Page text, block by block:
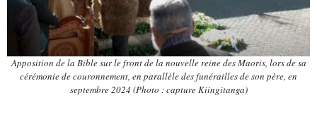
Apposition de la Bible sur le front de la nouvelle reine des Maoris, lors de sa
cérémonie de couronnement, en parallèle des funérailles de son père, en
septembre 2024 (Photo : capture Kiingitanga)